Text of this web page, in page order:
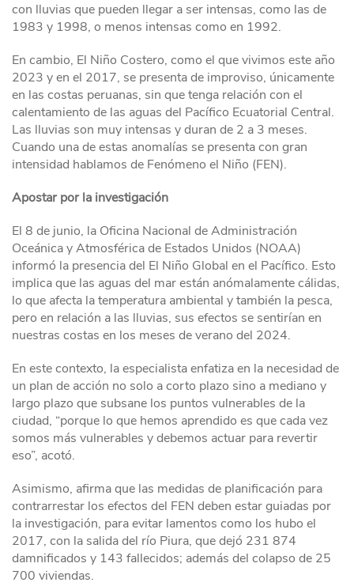
con lluvias que pueden llegar a ser intensas, como las de
1983 y 1998, o menos intensas como en 1992.
En cambio, El Niño Costero, como el que vivimos este año
2023 y en el 2017, se presenta de improviso, únicamente
en las costas peruanas, sin que tenga relación con el
calentamiento de las aguas del Pacífico Ecuatorial Central.
Las lluvias son muy intensas y duran de 2 a 3 meses.
Cuando una de estas anomalías se presenta con gran
intensidad hablamos de Fenómeno el Niño (FEN).
Apostar por la investigación
El 8 de junio, la Oficina Nacional de Administración
Oceánica y Atmosférica de Estados Unidos (NOAA)
informó la presencia del El Niño Global en el Pacífico. Esto
implica que las aguas del mar están anómalamente cálidas,
lo que afecta la temperatura ambiental y también la pesca,
pero en relación a las lluvias, sus efectos se sentirían en
nuestras costas en los meses de verano del 2024.
En este contexto, la especialista enfatiza en la necesidad de
un plan de acción no solo a corto plazo sino a mediano y
largo plazo que subsane los puntos vulnerables de la
ciudad, “porque lo que hemos aprendido es que cada vez
somos más vulnerables y debemos actuar para revertir
eso”, acotó.
Asimismo, afirma que las medidas de planificación para
contrarrestar los efectos del FEN deben estar guiadas por
la investigación, para evitar lamentos como los hubo el
2017, con la salida del río Piura, que dejó 231 874
damnificados y 143 fallecidos; además del colapso de 25
700 viviendas.